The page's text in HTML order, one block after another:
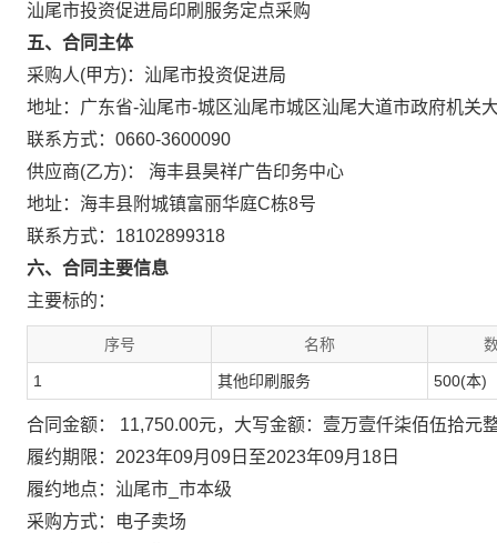
汕尾市投资促进局印刷服务定点采购
五、合同主体
采购人(甲方)：汕尾市投资促进局
地址：广东省-汕尾市-城区汕尾市城区汕尾大道市政府机关
联系方式：0660-3600090
供应商(乙方)： 海丰县昊祥广告印务中心
地址：海丰县附城镇富丽华庭C栋8号
联系方式：18102899318
六、合同主要信息
主要标的：
序号 名称
1 其他印刷服务 500(本)
合同金额： 11,750.00元，大写金额：壹万壹仟柒佰伍拾元
履约期限：2023年09月09日至2023年09月18日
履约地点：汕尾市_市本级
采购方式：电子卖场